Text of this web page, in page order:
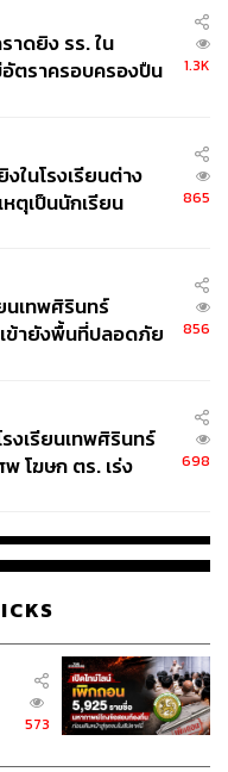
าดยิง รร. ใน
ตราครอบครองปืน
1.3K
ในโรงเรียนต่าง
ตุเป็นนักเรียน
865
นเทพศิรินทร์
ข้ายังพื้นที่ปลอดภัย
856
งเรียนเทพศิรินทร์
โฆษก ตร. เร่ง
698
573